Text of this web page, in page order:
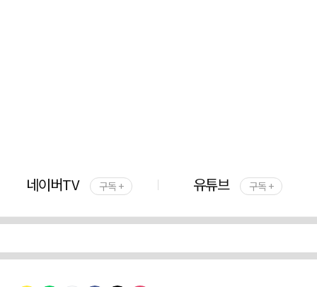
네이버TV 구독 + 유튜브 구독 +